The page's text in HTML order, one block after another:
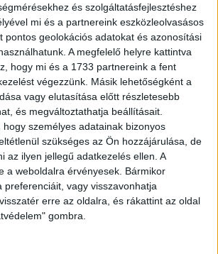
és szolgáltatásfejlesztéshez
mi és a partnereink eszközleolvasásos
pontos geolokációs adatokat és azonosítási
A megfelelő helyre kattintva
hogy mi és a 1733 partnereink a fent
végezzünk. Másik lehetőségként a
vagy elutasítása előtt részletesebb
és megváltoztathatja beállításait.
személyes adatainak bizonyos
szükséges az Ön hozzájárulása, de
az ilyen jellegű adatkezelés ellen. A
a weboldalra érvényesek. Bármikor
preferenciáit, vagy visszavonhatja
erre az oldalra, és rákattint az oldal
gombra.